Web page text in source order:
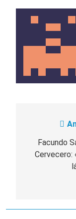
de
entradas
Facundo
Cervecero: